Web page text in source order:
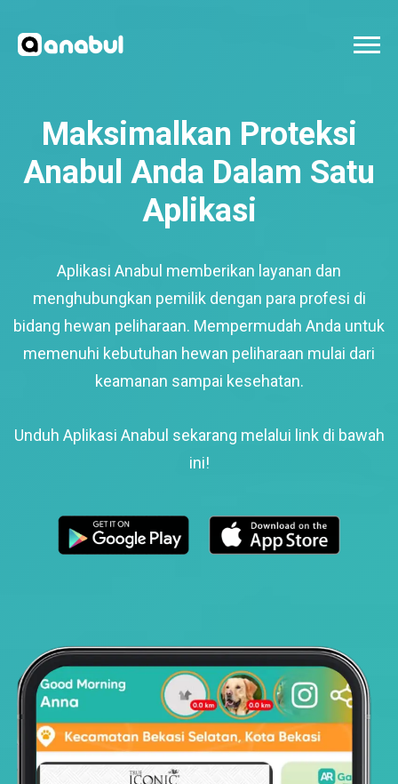
Maksimalkan Proteksi
Anabul Anda Dalam Satu
Aplikasi
Aplikasi Anabul memberikan layanan dan
menghubungkan pemilik dengan para profesi di
bidang hewan peliharaan. Mempermudah Anda untuk
memenuhi kebutuhan hewan peliharaan mulai dari
keamanan sampai kesehatan.
Unduh Aplikasi Anabul sekarang melalui link di bawah
ini!